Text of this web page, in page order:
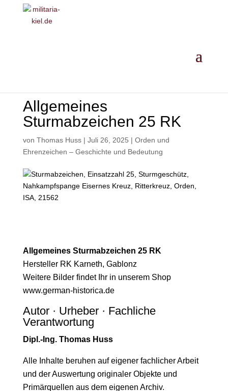
Allgemeines
Sturmabzeichen 25 RK
von Thomas Huss| Juli 26, 2025 | Orden und
Ehrenzeichen – Geschichte und Bedeutung
Allgemeines Sturmabzeichen 25 RK
Hersteller RK Karneth, Gablonz
Weitere Bilder findet Ihr in unserem Shop
www.german-historica.de
Autor · Urheber · Fachliche
Verantwortung
Dipl.-Ing. Thomas Huss
Alle Inhalte beruhen auf eigener fachlicher Arbeit
und der Auswertung originaler Objekte und
Primärquellen aus dem eigenen Archiv.